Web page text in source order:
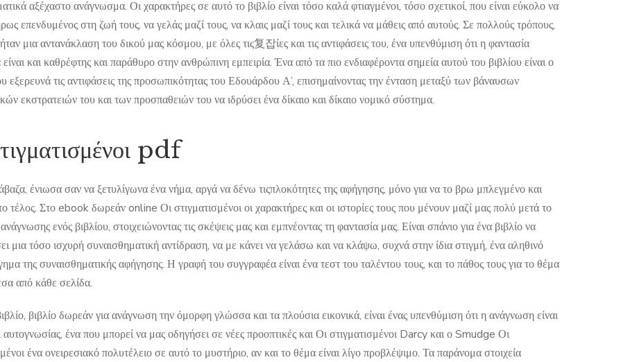
αξέχαστο ανάγνωσμα. Οι χαρακτήρες σε αυτό το βιβλίο είναι τόσο καλά φτιαγμένοι, τόσο σχετικοί, που είναι εύκολο να
επενδυμένος στη ζωή τους, να γελάς μαζί τους, να κλαις μαζί τους και τελικά να μάθεις από αυτούς. Σε πολλούς τρόπους,
μια αντανάκλαση του δικού μας κόσμου, με όλες τις复잡ίες και τις αντιφάσεις του, ένα υπενθύμιση ότι η φαντασία
και καθρέφτης και παράθυρο στην ανθρώπινη εμπειρία. Ένα από τα πιο ενδιαφέροντα σημεία αυτού του βιβλίου είναι ο
εξερευνά τις αντιφάσεις της προσωπικότητας του Εδουάρδου Α’, επισημαίνοντας την ένταση μεταξύ των βάναυσων
εκστρατειών του και των προσπαθειών του να ιδρύσει ένα δίκαιο και δίκαιο νομικό σύστημα.
pdf
ένιωσα σαν να ξετυλίγωνα ένα νήμα, αργά να δένω τιςπλοκότητες της αφήγησης, μόνο για να το βρω μπλεγμένο και
τέλος. Στο ebook δωρεάν online Οι στιγματισμένοι οι χαρακτήρες και οι ιστορίες τους που μένουν μαζί μας πολύ μετά το
ενός βιβλίου, στοιχειώνοντας τις σκέψεις μας και εμπνέοντας τη φαντασία μας. Είναι σπάνιο για ένα βιβλίο να
μια τόσο ισχυρή συναισθηματική αντίδραση, να με κάνει να γελάσω και να κλάψω, συχνά στην ίδια στιγμή, ένα αληθινό
της συναισθηματικής αφήγησης. Η γραφή του συγγραφέα είναι ένα τεστ του ταλέντου τους, και το πάθος τους για το θέμα
από κάθε σελίδα.
βιβλίο δωρεάν για ανάγνωση την όμορφη γλώσσα και τα πλούσια εικονικά, είναι ένας υπενθύμιση ότι η ανάγνωση είναι
αυτογνωσίας, ένα που μπορεί να μας οδηγήσει σε νέες προοπτικές και Οι στιγματισμένοι Darcy και ο Smudge Οι
ένα ονειρεσιακό πολυτέλειο σε αυτό το μυστήριο, αν και το θέμα είναι λίγο προβλέψιμο. Τα παράνομα στοιχεία